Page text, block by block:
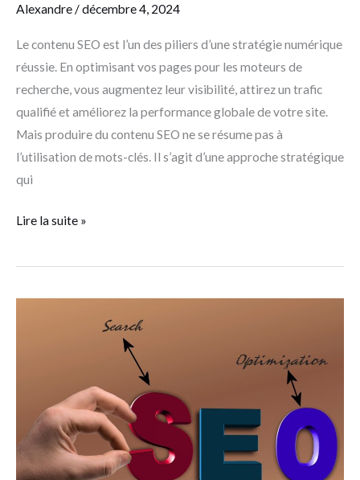
Alexandre/décembre 4, 2024
Le contenu SEO est l’un des piliers d’une stratégie numérique
réussie. En optimisant vos pages pour les moteurs de
recherche, vous augmentez leur visibilité, attirez un trafic
qualifié et améliorez la performance globale de votre site.
Mais produire du contenu SEO ne se résume pas à
l’utilisation de mots-clés. Il s’agit d’une approche stratégique
qui
Lire la suite »
bonne
cohérence
thématique